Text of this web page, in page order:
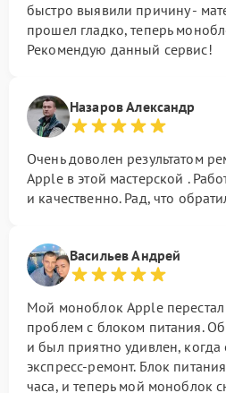
быстро выявили причину -
прошел гладко, теперь
Рекомендую данный сервис!
Назаров Александр
Очень доволен результатом
Apple в этой мастерской .
и качественно. Рад, что
Васильев Андрей
Мой моноблок Apple перестал
проблем с блоком питания.
и был приятно удивлен,
экспресс-ремонт. Блок
часа, и теперь мой моноблок